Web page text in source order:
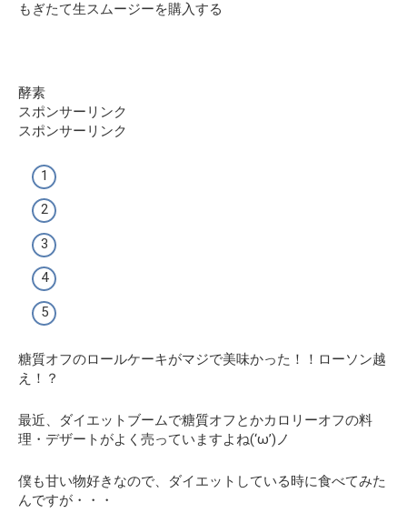
もぎたて生スムージーを購入する
酵素
スポンサーリンク
スポンサーリンク
糖質オフのロールケーキがマジで美味かった！！ローソン越
え！？
最近、ダイエットブームで糖質オフとかカロリーオフの料
理・デザートがよく売っていますよね(‘ω’)ノ
僕も甘い物好きなので、ダイエットしている時に食べてみた
んですが・・・